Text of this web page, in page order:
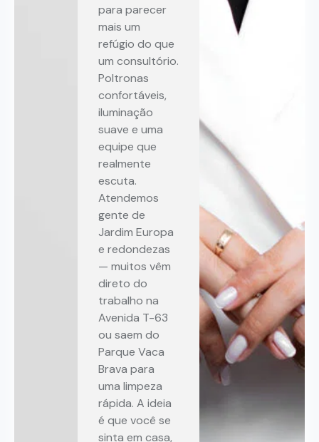
para parecer
mais um
refúgio do que
um consultório.
Poltronas
confortáveis,
iluminação
suave e uma
equipe que
realmente
escuta.
Atendemos
gente de
Jardim Europa
e redondezas
— muitos vêm
direto do
trabalho na
Avenida T-63
ou saem do
Parque Vaca
Brava para
uma limpeza
rápida. A ideia
é que você se
sinta em casa,